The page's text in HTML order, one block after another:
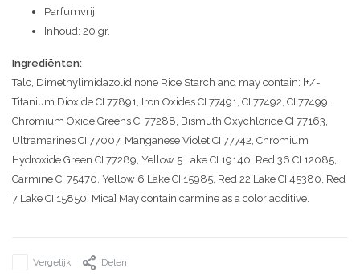
Parfumvrij
Inhoud: 20 gr.
Ingrediënten:
Talc, Dimethylimidazolidinone Rice Starch and may contain: [+/-
Titanium Dioxide CI 77891, Iron Oxides CI 77491, CI 77492, CI 77499,
Chromium Oxide Greens CI 77288, Bismuth Oxychloride CI 77163,
Ultramarines CI 77007, Manganese Violet CI 77742, Chromium
Hydroxide Green CI 77289, Yellow 5 Lake CI 19140, Red 36 CI 12085,
Carmine CI 75470, Yellow 6 Lake CI 15985, Red 22 Lake CI 45380, Red
7 Lake CI 15850, Mica] May contain carmine as a color additive.
Vergelijk Delen